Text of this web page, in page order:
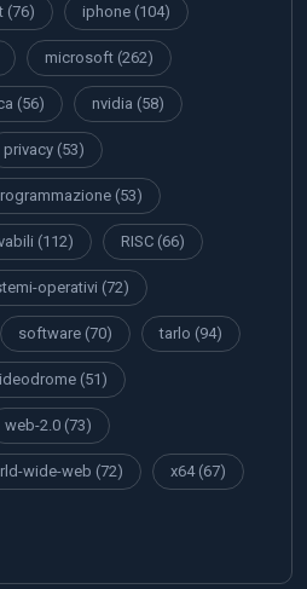
(76) iphone (104)
microsoft (262)
(56) nvidia (58)
privacy (53)
(53)
(112) RISC (66)
operativi (72)
software (70) tarlo (94)
(51)
web-2.0 (73)
wide-web (72) x64(67)